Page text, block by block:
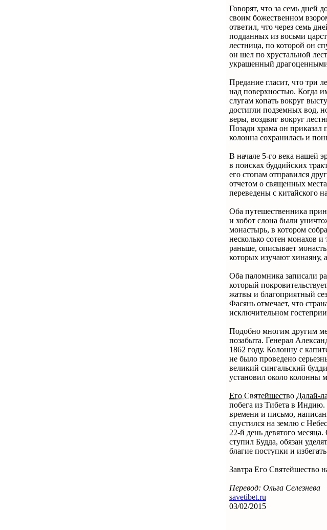
Говорят, что за семь дней
своим божественном
ответил, что через семь
подданных из восьми
лестница, по которой он
он шел по хрустальной
украшенный
Предание гласит, что три
над поверхностью. Когда
слугам копать вокруг
достигли подземных вод,
веры, воздвиг вокруг
Позади храма он приказал
колонна сохранилась и
В начале 5-го века нашей
в поисках буддийских
его стопам отправился
отчетом о священных
переведены с китайского
Оба путешественника
и хобот слона были
монастырь, в котором
несколько сотен монахов
раньше, описывает
которых изучают хинаяну,
Оба паломника записали
который
жатвы и благоприятный
Фасянь отмечает, что
исключительном
Подобно многим другим
позабыта. Генерал
1862 году. Колонну с
не было проведено
великий сингальский
установил около колонны
Его Святейшество Далай-
побега из Тибета в Индию.
времени и письмо,
спустился на землю c
22-й день девятого
ступил Будда, обязан
благие поступки и
Завтра Его Святейшество
Перевод: Ольга Селезнева
savetibet.ru
03/02/2015